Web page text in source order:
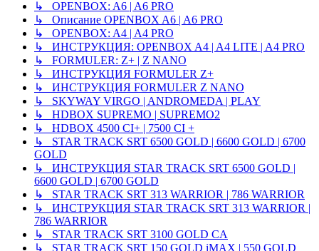
↳ OPENBOX: A6 | A6 PRO
↳ Описание OPENBOX A6 | A6 PRO
↳ OPENBOX: A4 | A4 PRO
↳ ИНСТРУКЦИЯ: OPENBOX A4 | A4 LITE | A4 PRO
↳ FORMULER: Z+ | Z NANO
↳ ИНСТРУКЦИЯ FORMULER Z+
↳ ИНСТРУКЦИЯ FORMULER Z NANO
↳ SKYWAY VIRGO | ANDROMEDA | PLAY
↳ HDBOX SUPREMO | SUPREMO2
↳ HDBOX 4500 CI+ | 7500 CI +
↳ STAR TRACK SRT 6500 GOLD | 6600 GOLD | 6700
GOLD
↳ ИНСТРУКЦИЯ STAR TRACK SRT 6500 GOLD |
6600 GOLD | 6700 GOLD
↳ STAR TRACK SRT 313 WARRIOR | 786 WARRIOR
↳ ИНСТРУКЦИЯ STAR TRACK SRT 313 WARRIOR |
786 WARRIOR
↳ STAR TRACK SRT 3100 GOLD CA
↳ STAR TRACK SRT 150 GOLD iMAX | 550 GOLD